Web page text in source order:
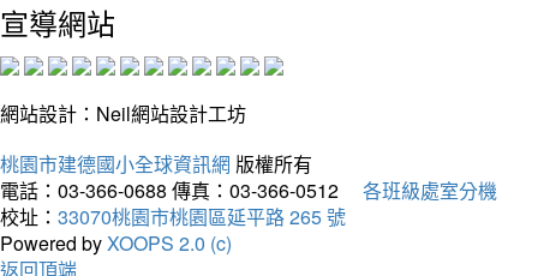
宣導網站
網站設計：Neil網站設計工坊
桃園市建德國小全球資訊網 版權所有
電話：03-366-0688 傳真：03-366-0512
各班級處室分機
校址： 33070桃園市桃園區延平路 265 號
Powered byXOOPS 2.0 (c)
返回頂端